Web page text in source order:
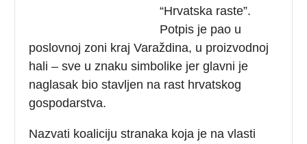
“Hrvatska raste”.
Potpis je pao u
poslovnoj zoni kraj Varaždina, u proizvodnoj
hali – sve u znaku simbolike jer glavni je
naglasak bio stavljen na rast hrvatskog
gospodarstva.
Nazvati koaliciju stranaka koja je na vlasti